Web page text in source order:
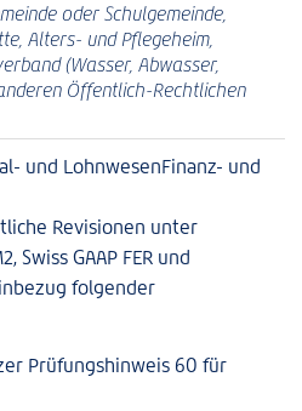
oder Schulgemeinde,
Alters- und Pflegeheim,
(Wasser, Abwasser,
Öffentlich-Rechtlichen
und LohnwesenFinanz- und
Revisionen unter
Swiss GAAP FER und
folgender
Prüfungshinweis 60 für